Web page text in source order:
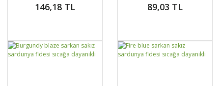
146,18 TL 89,03 TL